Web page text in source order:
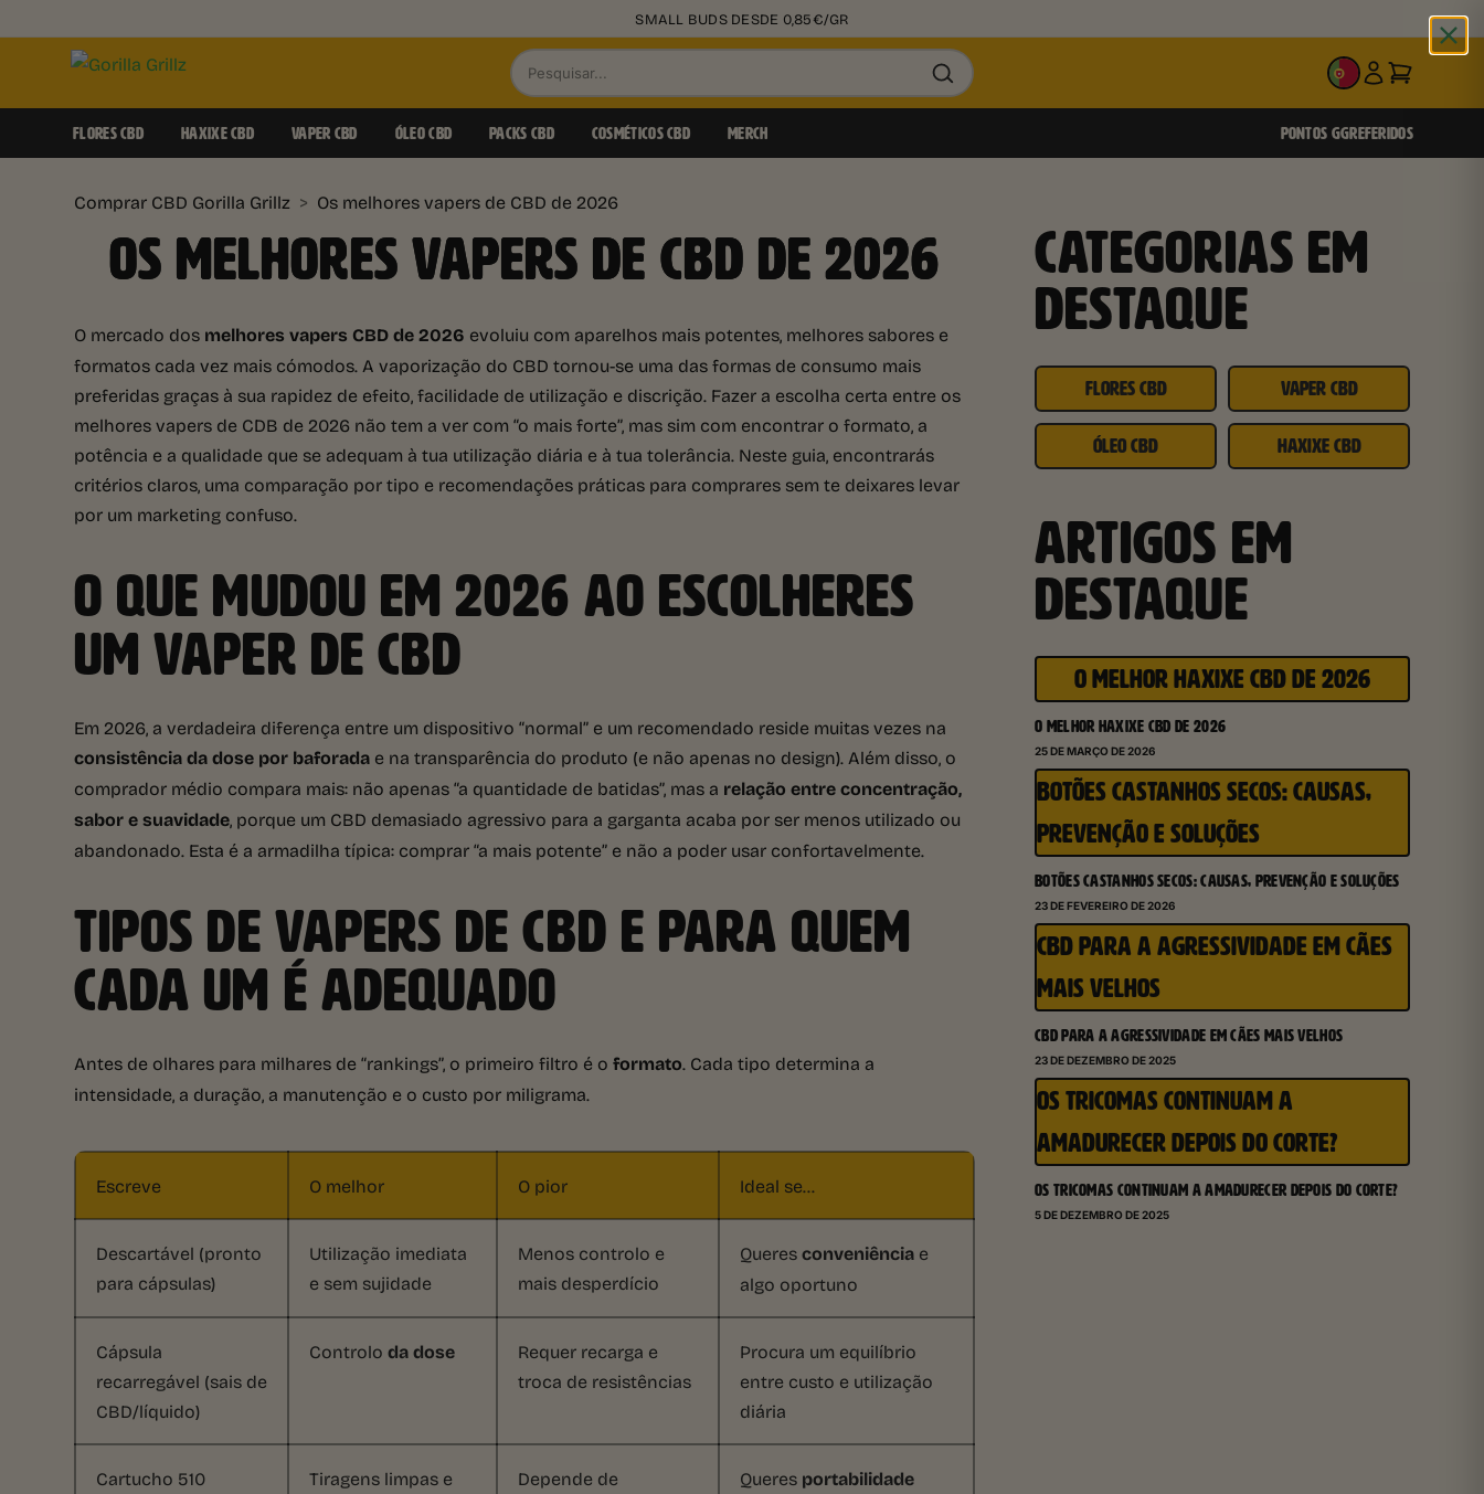
SMALL BUDS DESDE 0,85€/GR
Pesquisar
produtos
PT
FLORES CBD HAXIXE CBD VAPER CBD ÓLEO CBD PACKS CBD COSMÉTICOS CBD MERCH PONTOS GGREFERIDOS
Comprar CBD Gorilla Grillz > Os melhores vapers de CBD de 2026
OS MELHORES VAPERS DE CBD DE 2026
O mercado dos melhores vapers CBD de 2026 evoluiu com aparelhos mais potentes, melhores sabores e
formatos cada vez mais cómodos. A vaporização do CBD tornou-se uma das formas de consumo mais
preferidas graças à sua rapidez de efeito, facilidade de utilização e discrição. Fazer a escolha certa entre os
melhores vapers de CDB de 2026 não tem a ver com “o mais forte”, mas sim com encontrar o formato, a
potência e a qualidade que se adequam à tua utilização diária e à tua tolerância. Neste guia, encontrarás
critérios claros, uma comparação por tipo e recomendações práticas para comprares sem te deixares levar
por um marketing confuso.
O QUE MUDOU EM 2026 AO ESCOLHERES
UM VAPER DE CBD
Em 2026, a verdadeira diferença entre um dispositivo “normal” e um recomendado reside muitas vezes na
consistência da dose por baforada e na transparência do produto (e não apenas no design). Além disso, o
comprador médio compara mais: não apenas “a quantidade de batidas”, mas a relação entre concentração,
sabor e suavidade, porque um CBD demasiado agressivo para a garganta acaba por ser menos utilizado ou
abandonado. Esta é a armadilha típica: comprar “a mais potente” e não a poder usar confortavelmente.
TIPOS DE VAPERS DE CBD E PARA QUEM
CADA UM É ADEQUADO
Antes de olhares para milhares de “rankings”, o primeiro filtro é o formato. Cada tipo determina a
intensidade, a duração, a manutenção e o custo por miligrama.
Escreve O melhor O pior Ideal se…
Descartável (pronto
para cápsulas)
Utilização imediata
e sem sujidade
Menos controlo e
mais desperdício
Queresconveniência e
algo oportuno
Cápsula
recarregável (sais de
CBD/líquido)
Controlo da dose
Requer recarga e
troca de resistências
Procura um equilíbrio
entre custo e utilização
diária
Cartucho 510
Tiragens limpas e
Depende de
Queres portabilidade
CATEGORIAS EM
DESTAQUE
FLORES CBD VAPER CBD
ÓLEO CBD HAXIXE CBD
ARTIGOS EM
DESTAQUE
O MELHOR HAXIXE CBD DE 2026
O MELHOR HAXIXE CBD DE 2026
25 DE MARÇO DE 2026
BOTÕES CASTANHOS SECOS: CAUSAS,
PREVENÇÃO E SOLUÇÕES
BOTÕES CASTANHOS SECOS: CAUSAS, PREVENÇÃO E SOLUÇÕES
23 DE FEVEREIRO DE 2026
CBD PARA A AGRESSIVIDADE EM CÃES
MAIS VELHOS
CBD PARA A AGRESSIVIDADE EM CÃES MAIS VELHOS
23 DE DEZEMBRO DE 2025
OS TRICOMAS CONTINUAM A
AMADURECER DEPOIS DO CORTE?
OS TRICOMAS CONTINUAM A AMADURECER DEPOIS DO CORTE?
5 DE DEZEMBRO DE 2025